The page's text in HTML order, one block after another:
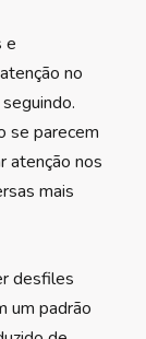
e
no
se parecem
atenção nos
mais
desfiles
um padrão